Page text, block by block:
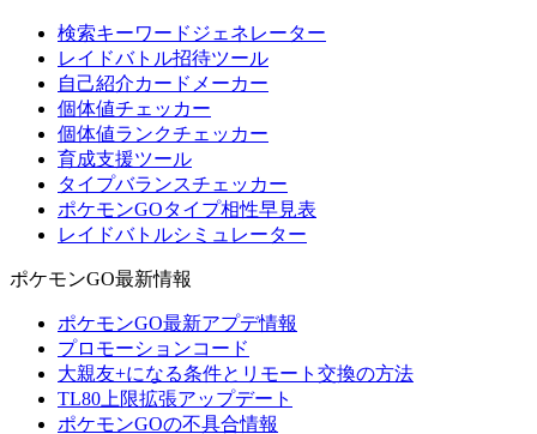
検索キーワードジェネレーター
レイドバトル招待ツール
自己紹介カードメーカー
個体値チェッカー
個体値ランクチェッカー
育成支援ツール
タイプバランスチェッカー
ポケモンGOタイプ相性早見表
レイドバトルシミュレーター
ポケモンGO最新情報
ポケモンGO最新アプデ情報
プロモーションコード
大親友+になる条件とリモート交換の方法
TL80上限拡張アップデート
ポケモンGOの不具合情報